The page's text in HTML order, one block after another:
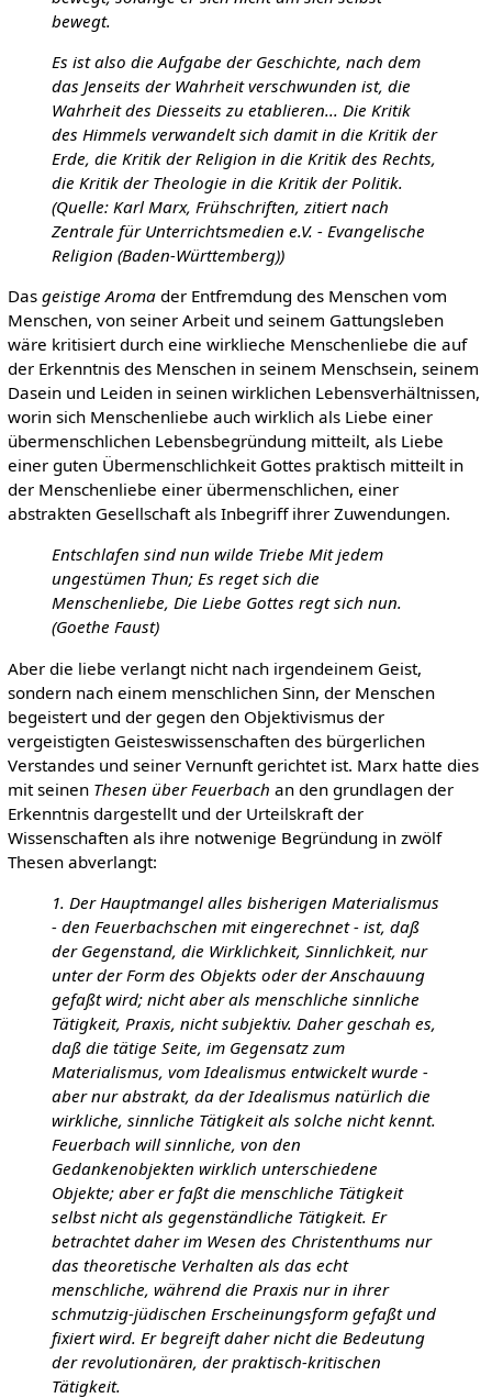
bewegt.
Es ist also die Aufgabe der Geschichte, nach dem
das Jenseits der Wahrheit verschwunden ist, die
Wahrheit des Diesseits zu etablieren... Die Kritik
des Himmels verwandelt sich damit in die Kritik der
Erde, die Kritik der Religion in die Kritik des Rechts,
die Kritik der Theologie in die Kritik der Politik.
(Quelle: Karl Marx, Frühschriften, zitiert nach
Zentrale für Unterrichtsmedien e.V. - Evangelische
Religion (Baden-Württemberg))
Das geistige Aromader Entfremdung des Menschen vom
Menschen, von seiner Arbeit und seinem Gattungsleben
wäre kritisiert durch eine wirklieche Menschenliebe die auf
der Erkenntnis des Menschen in seinem Menschsein, seinem
Dasein und Leiden in seinen wirklichen Lebensverhältnissen,
worin sich Menschenliebe auch wirklich als Liebe einer
übermenschlichen Lebensbegründung mitteilt, als Liebe
einer guten Übermenschlichkeit Gottes praktisch mitteilt in
der Menschenliebe einer übermenschlichen, einer
abstrakten Gesellschaft als Inbegriff ihrer Zuwendungen.
Entschlafen sind nun wilde Triebe Mit jedem
ungestümen Thun; Es reget sich die
Menschenliebe, Die Liebe Gottes regt sich nun.
(Goethe Faust)
Aber die liebe verlangt nicht nach irgendeinem Geist,
sondern nach einem menschlichen Sinn, der Menschen
begeistert und der gegen den Objektivismus der
vergeistigten Geisteswissenschaften des bürgerlichen
Verstandes und seiner Vernunft gerichtet ist. Marx hatte dies
mit seinen Thesen über Feuerbach an den grundlagen der
Erkenntnis dargestellt und der Urteilskraft der
Wissenschaften als ihre notwenige Begründung in zwölf
Thesen abverlangt:
1. Der Hauptmangel alles bisherigen Materialismus
- den Feuerbachschen mit eingerechnet - ist, daß
der Gegenstand, die Wirklichkeit, Sinnlichkeit, nur
unter der Form des Objekts oder der Anschauung
gefaßt wird; nicht aber als menschliche sinnliche
Tätigkeit, Praxis, nicht subjektiv. Daher geschah es,
daß die tätige Seite, im Gegensatz zum
Materialismus, vom Idealismus entwickelt wurde -
aber nur abstrakt, da der Idealismus natürlich die
wirkliche, sinnliche Tätigkeit als solche nicht kennt.
Feuerbach will sinnliche, von den
Gedankenobjekten wirklich unterschiedene
Objekte; aber er faßt die menschliche Tätigkeit
selbst nicht als gegenständliche Tätigkeit. Er
betrachtet daher im Wesen des Christenthums nur
das theoretische Verhalten als das echt
menschliche, während die Praxis nur in ihrer
schmutzig-jüdischen Erscheinungsform gefaßt und
fixiert wird. Er begreift daher nicht die Bedeutung
der revolutionären, der praktisch-kritischen
Tätigkeit.